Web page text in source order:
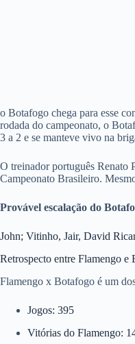
o Botafogo chega para esse
rodada do campeonato, o
3 a 2 e se manteve vivo na
O treinador português Renato
Campeonato Brasileiro.
Provável escalação do
John; Vitinho, Jair, David
Retrospecto entre Flamengo e
Flamengo x Botafogo é um
Jogos: 395
Vitórias do Flamengo: